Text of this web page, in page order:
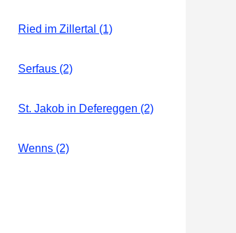
Ried im Zillertal (1)
Serfaus (2)
St. Jakob in Defereggen (2)
Wenns (2)